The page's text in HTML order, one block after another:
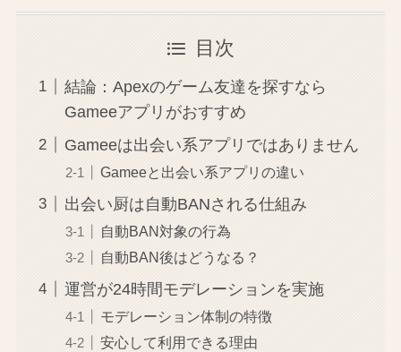
目次
結論：Apexのゲーム友達を探すなら
Gameeアプリがおすすめ
Gameeは出会い系アプリではありません
Gameeと出会い系アプリの違い
出会い厨は自動BANされる仕組み
自動BAN対象の行為
自動BAN後はどうなる？
運営が24時間モデレーションを実施
モデレーション体制の特徴
安心して利用できる理由